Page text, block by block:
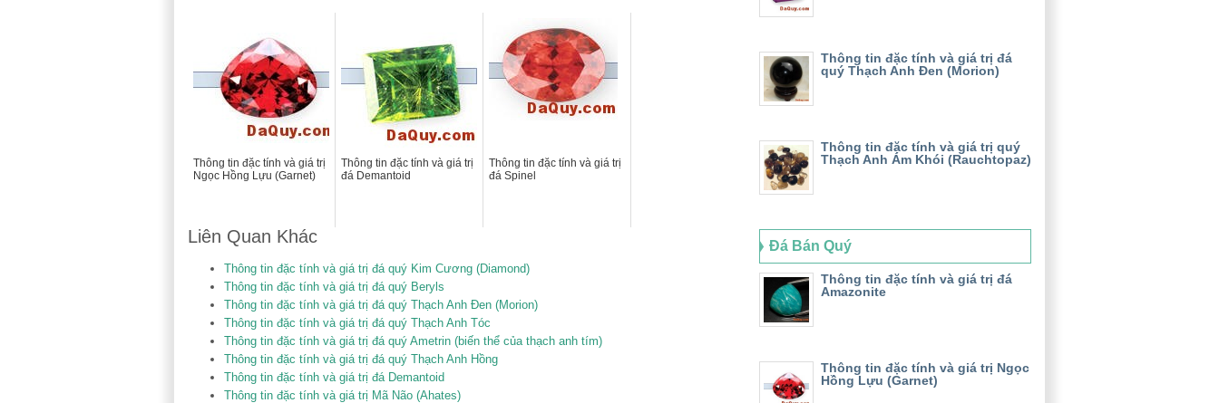
Thông tin đặc tính và giá trị
Ngọc Hồng Lựu (Garnet)
Thông tin đặc tính và giá trị
đá Demantoid
Thông tin đặc tính và giá trị
đá Spinel
Liên Quan Khác
Thông tin đặc tính và giá trị đá quý Kim Cương (Diamond)
Thông tin đặc tính và giá trị đá quý Beryls
Thông tin đặc tính và giá trị đá quý Thạch Anh Đen (Morion)
Thông tin đặc tính và giá trị đá quý Thạch Anh Tóc
Thông tin đặc tính và giá trị đá quý Ametrin (biến thể của thạch anh tím)
Thông tin đặc tính và giá trị đá quý Thạch Anh Hồng
Thông tin đặc tính và giá trị đá Demantoid
Thông tin đặc tính và giá trị Mã Não (Ahates)
Thông tin đặc tính và giá trị đá
quý Thạch Anh Đen (Morion)
Thông tin đặc tính và giá trị quý
Thạch Anh Ám Khói (Rauchtopaz)
Đá Bán Quý
Thông tin đặc tính và giá trị đá
Amazonite
Thông tin đặc tính và giá trị Ngọc
Hồng Lựu (Garnet)